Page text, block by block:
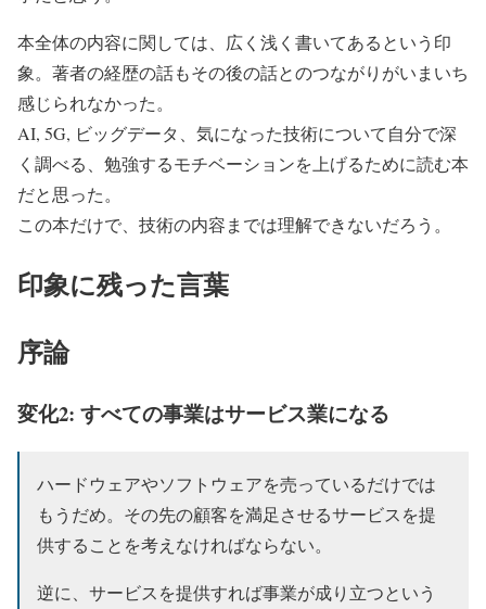
本全体の内容に関しては、広く浅く書いてあるという印
象。著者の経歴の話もその後の話とのつながりがいまいち
感じられなかった。
AI, 5G, ビッグデータ、気になった技術について自分で深
く調べる、勉強するモチベーションを上げるために読む本
だと思った。
この本だけで、技術の内容までは理解できないだろう。
印象に残った言葉
序論
変化2: すべての事業はサービス業になる
ハードウェアやソフトウェアを売っているだけでは
もうだめ。その先の顧客を満足させるサービスを提
供することを考えなければならない。
逆に、サービスを提供すれば事業が成り立つという